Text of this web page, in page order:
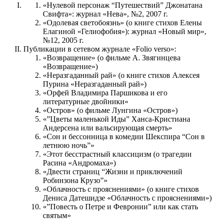
«Нулевой персонаж “Путешествий” Джонатана
Свифта»: журнал «Нева», №2, 2007 г.
«Одолевая светобоязнь» (о книге стихов Елены
Елагиной «Гелиофобия»): журнал «Новый мир»,
№12, 2005 г.
Публикации в сетевом журнале «Folio verso»:
«Возвращение» (о фильме А. Звягинцева
«Возвращение»)
«Неразгаданный рай» (о книге стихов Алексея
Пурина «Неразгаданный рай»)
«Орфей Владимира Паршикова и его
литературные двойники»
«Остров» (о фильме Лунгина «Остров»)
«”Цветы маленькой Иды” Ханса-Кристиана
Андерсена или вальсирующая смерть»
«Сон и бессонница в комедии Шекспира “Сон в
летнюю ночь”»
«Этот бесстрастный классицизм (о трагедии
Расина «Андромаха»)
«Двести страниц “Жизни и приключений
Робинзона Крузо”»
«Облачность с прояснениями» (о книге стихов
Дениса Датешидзе «Облачность с прояснениями»)
«”Повесть о Петре и Февронии” или как стать
святым»